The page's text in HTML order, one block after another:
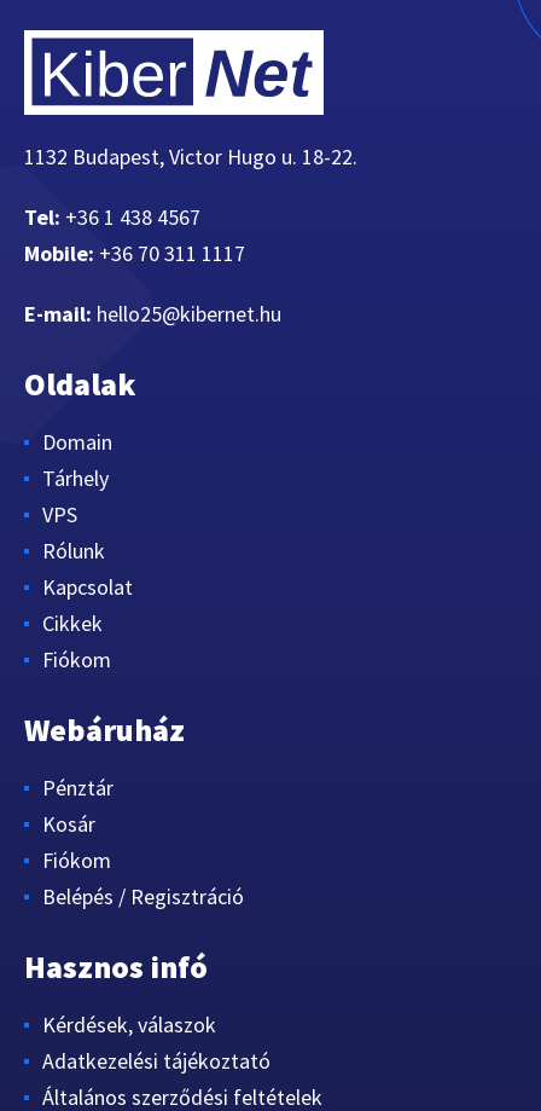
1132 Budapest, Victor Hugo u. 18-22.
Tel: +36 1 438 4567
Mobile: +36 70 311 1117
E-mail: hello25@kibernet.hu
Oldalak
Domain
Tárhely
VPS
Rólunk
Kapcsolat
Cikkek
Fiókom
Webáruház
Pénztár
Kosár
Fiókom
Belépés / Regisztráció
Hasznos infó
Kérdések, válaszok
Adatkezelési tájékoztató
Általános szerződési feltételek